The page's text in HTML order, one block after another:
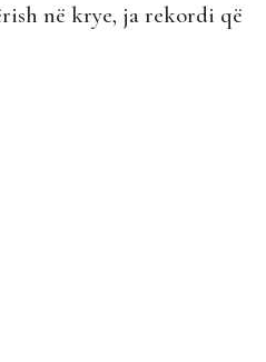
në krye, ja rekordi që